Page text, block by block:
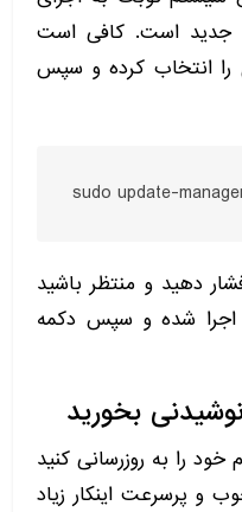
جدید است. کافی است
را انتخاب کرده و سپس
sudo update-
دهید و منتظر باشید
اجرا شده و سپس دکمه
خود را به روزرسانی کنید
و پرسرعت اینکار زیاد